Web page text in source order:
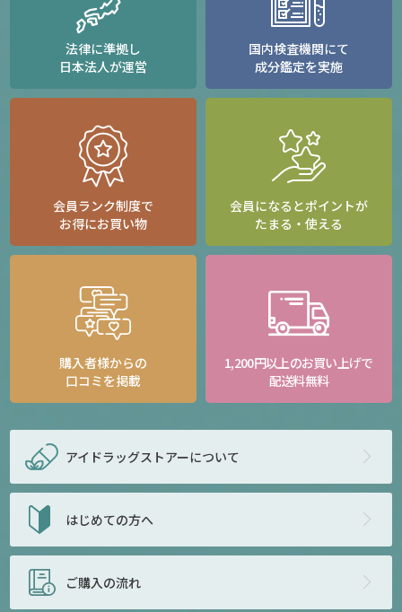
法律に準拠し
日本法人が運営
国内検査機関にて
成分鑑定を実施
会員ランク制度で
お得にお買い物
会員になるとポイントが
たまる・使える
購入者様からの
口コミを掲載
1,200円以上のお買い上げで
配送料無料
アイドラッグストアーについて
はじめての方へ
ご購入の流れ